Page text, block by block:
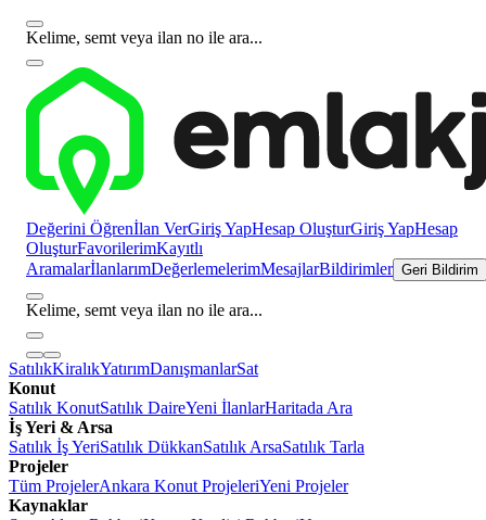
Kelime, semt veya ilan no ile ara...
Değerini Öğrenİlan VerGiriş YapHesap OluşturGiriş YapHesap
OluşturFavorilerimKayıtlı
AramalarİlanlarımDeğerlemelerimMesajlarBildirimler Geri Bildirim
Kelime, semt veya ilan no ile ara...
SatılıkKiralıkYatırımDanışmanlarSat
Konut
Satılık KonutSatılık DaireYeni İlanlarHaritada Ara
İş Yeri & Arsa
Satılık İş YeriSatılık DükkanSatılık ArsaSatılık Tarla
Projeler
Tüm ProjelerAnkara Konut ProjeleriYeni Projeler
Kaynaklar